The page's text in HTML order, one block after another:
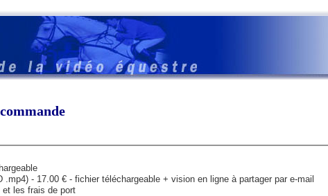
- 17.00 € - fichier téléchargeable + vision en ligne à partager par e-mail
les frais de port